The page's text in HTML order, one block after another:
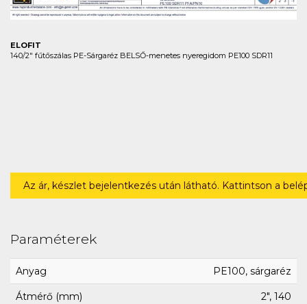
ELOFIT
140/2" fűtőszálas PE-Sárgaréz BELSŐ-menetes nyeregidom PE100 SDR11
Az ár, készlet bejelentkezés után látható. Kattintson a
Paraméterek
Anyag PE100, sárgaréz
Átmérő (mm) 2", 140